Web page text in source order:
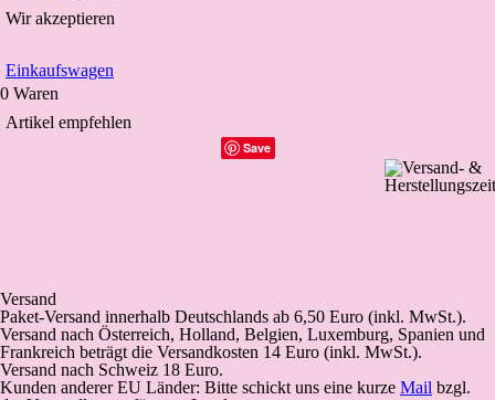
Wir akzeptieren
Einkaufswagen
0 Waren
Artikel empfehlen
Save
Versand
Paket-Versand innerhalb Deutschlands ab 6,50 Euro (inkl. MwSt.).
Versand nach Österreich, Holland, Belgien, Luxemburg, Spanien und
Frankreich beträgt die Versandkosten 14 Euro (inkl. MwSt.).
Versand nach Schweiz 18 Euro.
Kunden anderer EU Länder: Bitte schickt uns eine kurze Mail bzgl.